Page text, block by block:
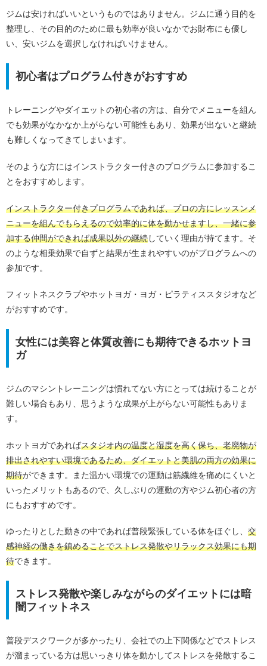
ジムは安ければいいというものではありません。ジムに通う目的を
整理し、その目的のために最も効率が良いなかでお財布にも優し
い、安いジムを選択しなければいけません。
初心者はプログラム付きがおすすめ
トレーニングやダイエットの初心者の方は、自分でメニューを組ん
でも効果がなかなか上がらない可能性もあり、効果が出ないと継続
も難しくなってきてしまいます。
そのような方にはインストラクター付きのプログラムに参加するこ
とをおすすめします。
インストラクター付きプログラムであれば、プロの方にレッスンメ
ニューを組んでもらえるので効率的に体を動かせますし、一緒に参
加する仲間ができれば成果以外の継続していく理由が持てます。そ
のような相乗効果で自ずと結果が生まれやすいのがプログラムへの
参加です。
フィットネスクラブやホットヨガ・ヨガ・ピラティススタジオなど
がおすすめです。
女性には美容と体質改善にも期待できるホットヨ
ガ
ジムのマシントレーニングは慣れてない方にとっては続けることが
難しい場合もあり、思うような成果が上がらない可能性もありま
す。
ホットヨガであればスタジオ内の温度と湿度を高く保ち、老廃物が
排出されやすい環境であるため、ダイエットと美肌の両方の効果に
期待ができます。また温かい環境での運動は筋繊維を痛めにくいと
いったメリットもあるので、久しぶりの運動の方やジム初心者の方
にもおすすめです。
ゆったりとした動きの中であれば普段緊張している体をほぐし、 交
感神経の働きを鎮めることでストレス発散やリラックス効果にも期
待できます。
ストレス発散や楽しみながらのダイエットには暗
闇フィットネス
普段デスクワークが多かったり、会社での上下関係などでストレス
が溜まっている方は思いっきり体を動かしてストレスを発散するこ